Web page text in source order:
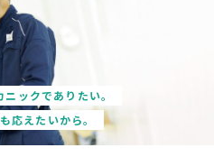
ックでありたい。
応えたいから。